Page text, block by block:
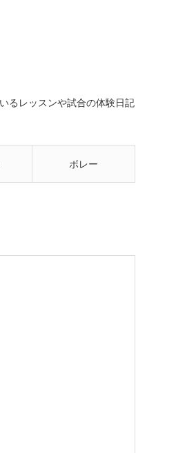
るレッスンや試合の体験日記
ボレー